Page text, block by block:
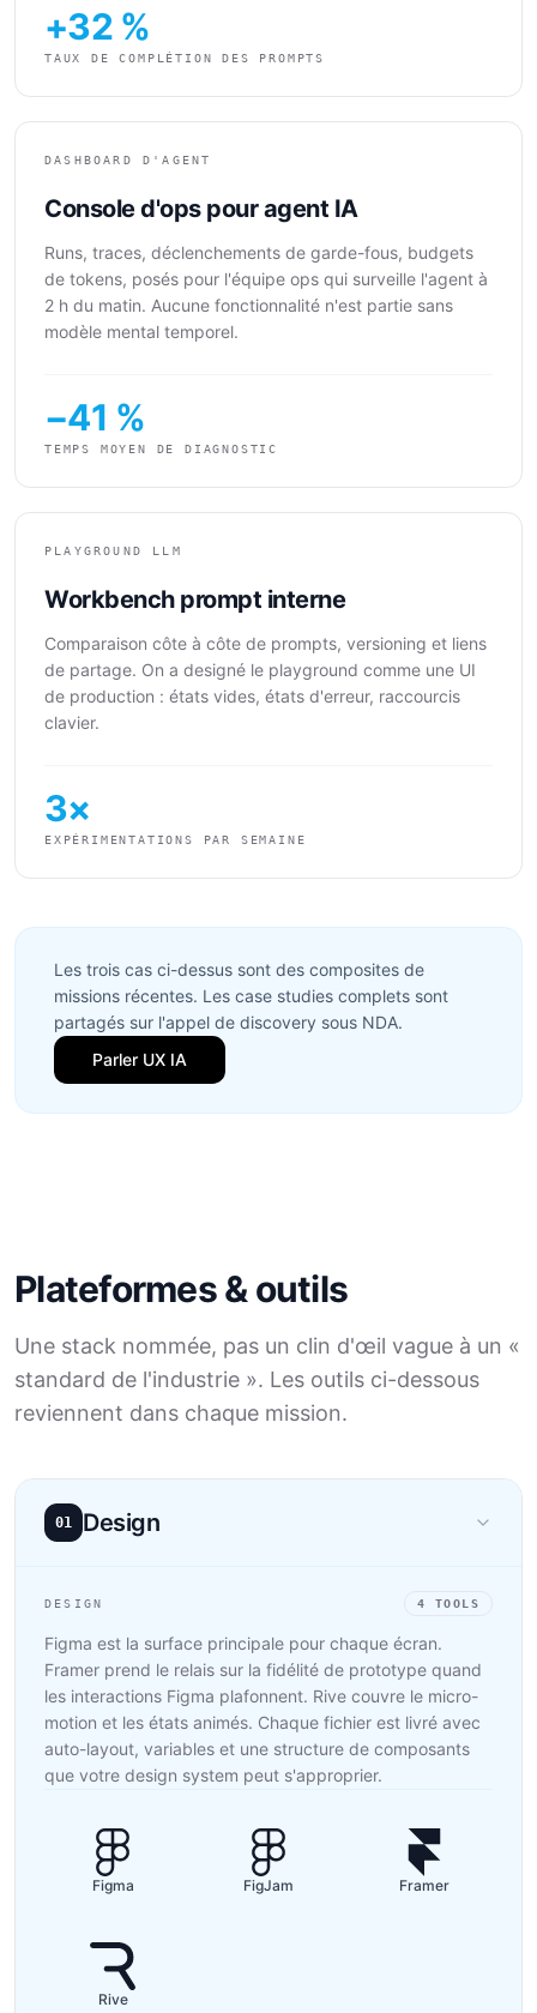
+32 %
TAUX DE COMPLÉTION DES PROMPTS
DASHBOARD D'AGENT
Console d'ops pour agent IA
Runs, traces, déclenchements de garde-fous, budgets
de tokens, posés pour l'équipe ops qui surveille l'agent à
2 h du matin. Aucune fonctionnalité n'est partie sans
modèle mental temporel.
−41 %
TEMPS MOYEN DE DIAGNOSTIC
PLAYGROUND LLM
Workbench prompt interne
Comparaison côte à côte de prompts, versioning et liens
de partage. On a designé le playground comme une UI
de production : états vides, états d'erreur, raccourcis
clavier.
3×
EXPÉRIMENTATIONS PAR SEMAINE
Les trois cas ci-dessus sont des composites de
missions récentes. Les case studies complets sont
partagés sur l'appel de discovery sous NDA.
Parler UX IA
Plateformes & outils
Une stack nommée, pas un clin d'œil vague à un «
standard de l'industrie ». Les outils ci-dessous
reviennent dans chaque mission.
01 Design
DESIGN 4 TOOLS
Figma est la surface principale pour chaque écran.
Framer prend le relais sur la fidélité de prototype quand
les interactions Figma plafonnent. Rive couvre le micro-
motion et les états animés. Chaque fichier est livré avec
auto-layout, variables et une structure de composants
que votre design system peut s'approprier.
Figma FigJam Framer
Rive